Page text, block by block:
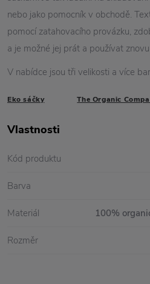
nebo jako pomocník v obchodě.
pomocí zatahovacího provázku,
a je možné jej prát a používat
V nabídce jsou tři velikosti a více
Eko sáčky The Organic
Vlastnosti
Kód produktu
Barva
Materiál 100%
Rozměr